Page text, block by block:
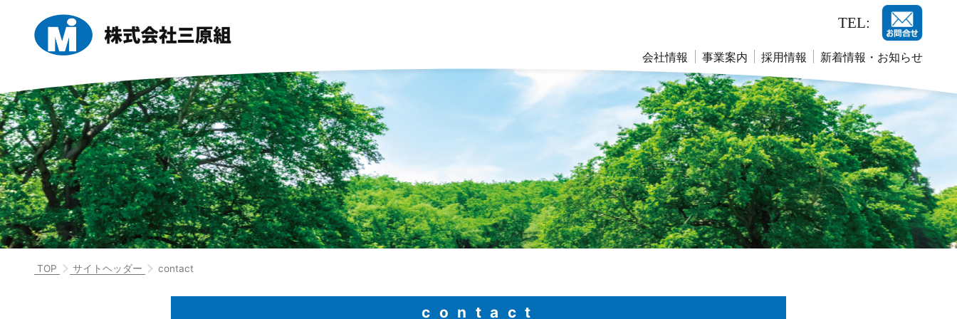
TEL:
会社情報 事業案内 採用情報 新着情報・お知らせ
TOP サイトヘッダー contact
contact